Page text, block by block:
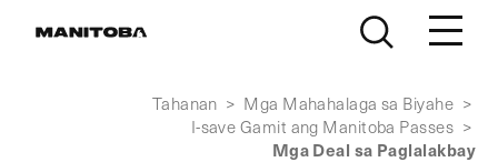
Tahanan > Mga Mahahalaga sa Biyahe >
I-save Gamit ang Manitoba Passes >
Mga Deal sa Paglalakbay